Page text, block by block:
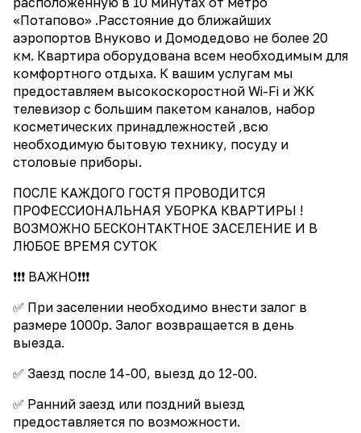
«Потапово» .Расстояние до ближайших
аэропортов Внуково и Домодедово не более 20
км. Квартира оборудована всем необходимым для
комфортного отдыха. К вашим услугам мы
предоставляем высокоскоростной Wi-Fi и ЖК
телевизор с большим пакетом каналов, набор
косметических принадлежностей ,всю
необходимую бытовую технику, посуду и
столовые приборы.
ПОСЛЕ КАЖДОГО ГОСТЯ ПРОВОДИТСЯ
ПРОФЕССИОНАЛЬНАЯ УБОРКА КВАРТИРЫ !
ВОЗМОЖНО БЕСКОНТАКТНОЕ ЗАСЕЛЕНИЕ И В
ЛЮБОЕ ВРЕМЯ СУТОК
❗️❗️❗️ ВАЖНО❗️❗️❗️
✅ При заселении необходимо внести залог в
размере 1000р. Залог возвращается в день
выезда.
✅ Заезд после 14-00, выезд до 12-00.
✅ Ранний заезд или поздний выезд
предоставляется по возможности.